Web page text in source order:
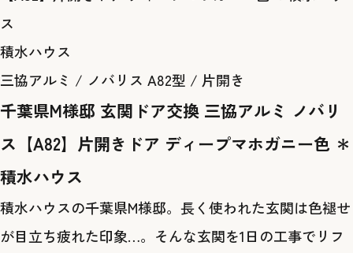
積水ハウス
三協アルミ / ノバリス A82型 / 片開き
千葉県M様邸 玄関ドア交換 三協アルミ ノバリ
ス【A82】片開きドア ディープマホガニー色 ＊
積水ハウス
積水ハウスの千葉県M様邸。長く使われた玄関は色褪せ
が目立ち疲れた印象…。そんな玄関を1日の工事でリフ